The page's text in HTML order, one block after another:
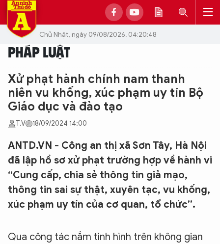
Chủ Nhật, ngày 09/08/2026, 04:20:48
PHÁP LUẬT
Xử phạt hành chính nam thanh
niên vu khống, xúc phạm uy tín Bộ
Giáo dục và đào tạo
T.V 18/09/2024 14:00
ANTD.VN - Công an thị xã Sơn Tây, Hà Nội
đã lập hồ sơ xử phạt trường hợp về hành vi
“Cung cấp, chia sẻ thông tin giả mạo,
thông tin sai sự thật, xuyên tạc, vu khống,
xúc phạm uy tín của cơ quan, tổ chức”.
Qua công tác nắm tình hình trên không gian